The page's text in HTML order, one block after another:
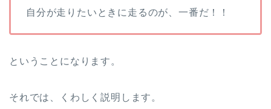
自分が走りたいときに走るのが、一番だ！！
ということになります。
それでは、くわしく説明します。